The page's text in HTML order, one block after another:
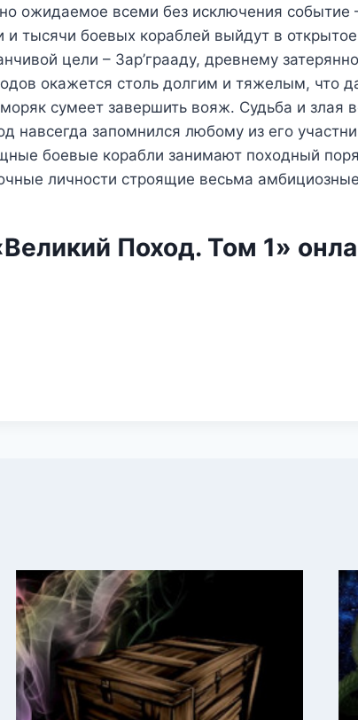
ожидаемое всеми без исключения событие
и тысячи боевых кораблей выйдут в
цели – Зар’грааду, древнему
окажется столь долгим и тяжелым, что
сумеет завершить вояж. Судьба и злая
навсегда запомнился любому из его
боевые корабли занимают походный
личности строящие весьма
Поход. Том 1»